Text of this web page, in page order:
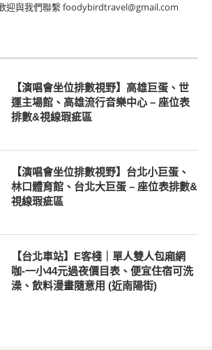
迎與我們聯繫 foodybirdtravel@gmail.com
【演唱會坐位排數視野】高雄巨蛋、世
運主場館、高雄流行音樂中心 – 座位表
排數&視線瑕疵區
【演唱會坐位排數視野】台北小巨蛋、
林口體育館、台北大巨蛋 – 座位表排數&
視線瑕疵區
【台北車站】E客棧｜單人雙人包廂網
咖-一小44元過夜價目表、便宜住宿可洗
澡、飲料漫畫隨意用 (近南陽街)